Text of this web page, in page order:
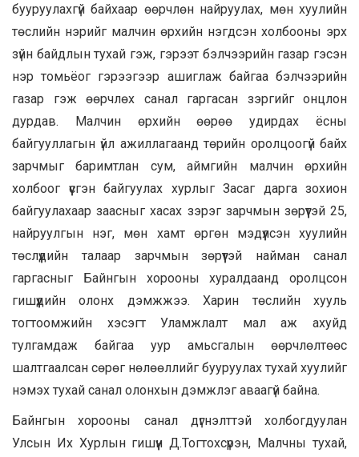
бууруулахгүй байхаар өөрчлөн найруулах, мөн хуулийн
төслийн нэрийг малчин өрхийн нэгдсэн холбооны эрх
зүйн байдлын тухай гэж, гэрээт бэлчээрийн газар гэсэн
нэр томьёог гэрээгээр ашиглаж байгаа бэлчээрийн
газар гэж өөрчлөх санал гаргасан зэргийг онцлон
дурдав. Малчин өрхийн өөрөө удирдах ёсны
байгууллагын үйл ажиллагаанд төрийн оролцоогүй байх
зарчмыг баримтлан сум, аймгийн малчин өрхийн
холбоог үүсгэн байгуулах хурлыг Засаг дарга зохион
байгуулахаар заасныг хасах зэрэг зарчмын зөрүүтэй 25,
найруулгын нэг, мөн хамт өргөн мэдүүлсэн хуулийн
төслүүдийн талаар зарчмын зөрүүтэй найман санал
гаргасныг Байнгын хорооны хуралдаанд оролцсон
гишүүдийн олонх дэмжжээ. Харин төслийн хууль
тогтоомжийн хэсэгт Уламжлалт мал аж ахуйд
тулгамдаж байгаа уур амьсгалын өөрчлөлтөөс
шалтгаалсан сөрөг нөлөөллийг бууруулах тухай хуулийг
нэмэх тухай санал олонхын дэмжлэг аваагүй байна.
Байнгын хорооны санал дүгнэлттэй холбогдуулан
Улсын Их Хурлын гишүүн Д.Тогтохсүрэн, Малчны тухай,